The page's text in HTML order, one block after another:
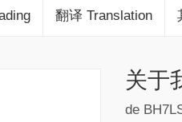
翻译 Translation
关于
de